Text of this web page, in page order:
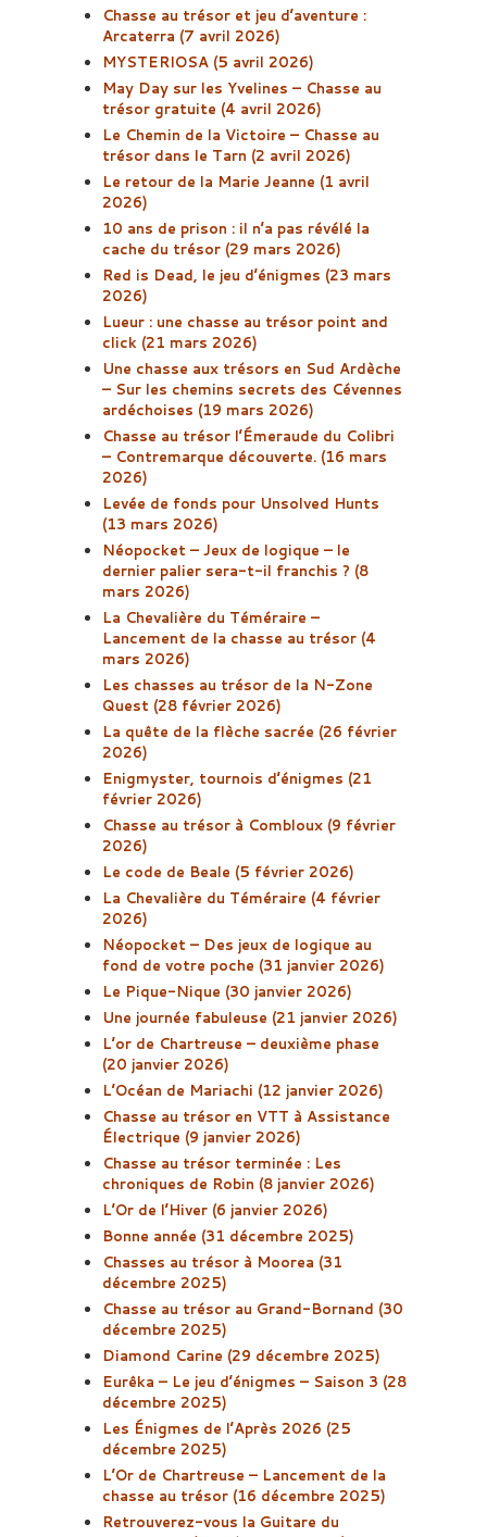
Chasse au trésor et jeu d’aventure :
Arcaterra (7 avril 2026)
MYSTERIOSA (5 avril 2026)
May Day sur les Yvelines – Chasse au
trésor gratuite (4 avril 2026)
Le Chemin de la Victoire – Chasse au
trésor dans le Tarn (2 avril 2026)
Le retour de la Marie Jeanne (1 avril
2026)
10 ans de prison : il n’a pas révélé la
cache du trésor (29 mars 2026)
Red is Dead, le jeu d’énigmes (23 mars
2026)
Lueur : une chasse au trésor point and
click (21 mars 2026)
Une chasse aux trésors en Sud Ardèche
– Sur les chemins secrets des Cévennes
ardéchoises (19 mars 2026)
Chasse au trésor l’Émeraude du Colibri
– Contremarque découverte. (16 mars
2026)
Levée de fonds pour Unsolved Hunts
(13 mars 2026)
Néopocket – Jeux de logique – le
dernier palier sera-t-il franchis ? (8
mars 2026)
La Chevalière du Téméraire –
Lancement de la chasse au trésor (4
mars 2026)
Les chasses au trésor de la N-Zone
Quest (28 février 2026)
La quête de la flèche sacrée (26 février
2026)
Enigmyster, tournois d’énigmes (21
février 2026)
Chasse au trésor à Combloux (9 février
2026)
Le code de Beale (5 février 2026)
La Chevalière du Téméraire (4 février
2026)
Néopocket – Des jeux de logique au
fond de votre poche (31 janvier 2026)
Le Pique-Nique (30 janvier 2026)
Une journée fabuleuse (21 janvier 2026)
L’or de Chartreuse – deuxième phase
(20 janvier 2026)
L’Océan de Mariachi (12 janvier 2026)
Chasse au trésor en VTT à Assistance
Électrique (9 janvier 2026)
Chasse au trésor terminée : Les
chroniques de Robin (8 janvier 2026)
​​L’Or de l’Hiver (6 janvier 2026)
Bonne année (31 décembre 2025)
Chasses au trésor à Moorea (31
décembre 2025)
Chasse au trésor au Grand-Bornand (30
décembre 2025)
Diamond Carine (29 décembre 2025)
Eurêka – Le jeu d’énigmes – Saison 3 (28
décembre 2025)
Les Énigmes de l’Après 2026 (25
décembre 2025)
L’Or de Chartreuse – Lancement de la
chasse au trésor (16 décembre 2025)
Retrouverez-vous la Guitare du